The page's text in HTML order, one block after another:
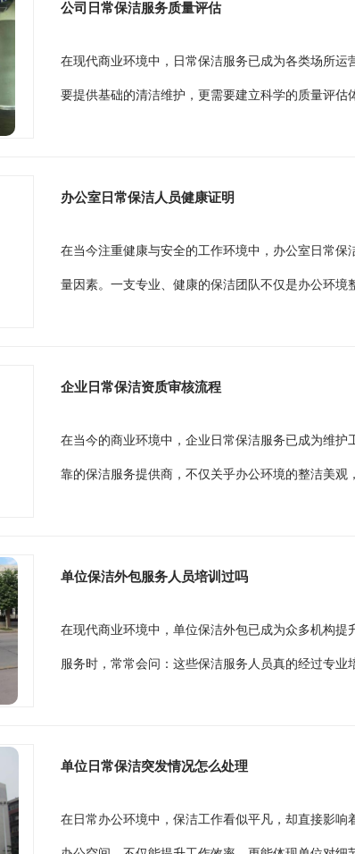
公司日常保洁服务质量评估
在现代商业环境中，日常保洁服务已成为各类场所
要提供基础的清洁维护，更需要建立科学的质量评
办公室日常保洁人员健康证明
在当今注重健康与安全的工作环境中，办公室日常
量因素。一支专业、健康的保洁团队不仅是办公环
企业日常保洁资质审核流程
在当今的商业环境中，企业日常保洁服务已成为维
靠的保洁服务提供商，不仅关乎办公环境的整洁美
单位保洁外包服务人员培训过吗
在现代商业环境中，单位保洁外包已成为众多机构
服务时，常常会问：这些保洁服务人员真的经过专
单位日常保洁突发情况怎么处理
在日常办公环境中，保洁工作看似平凡，却直接影